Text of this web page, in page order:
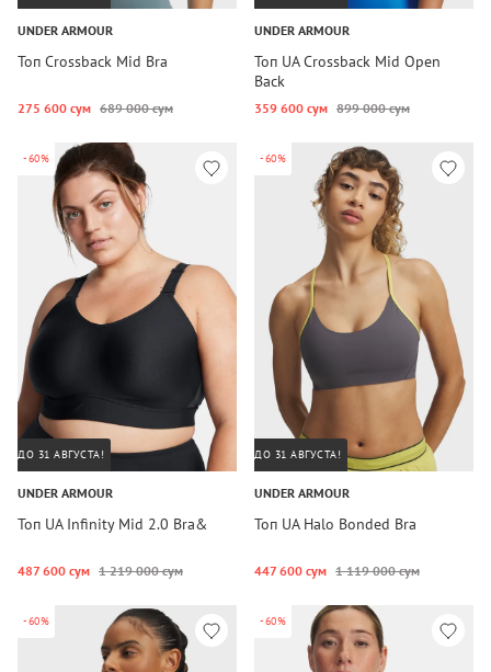
UNDER ARMOUR
Топ Crossback Mid Bra
275 600 сум 689 000 сум
UNDER ARMOUR
Топ UA Crossback Mid Open
Back
359 600 сум 899 000 сум
-60%
ДО 31 АВГУСТА!
UNDER ARMOUR
Топ UA Infinity Mid 2.0 Bra&
487 600 сум 1 219 000 сум
-60%
ДО 31 АВГУСТА!
UNDER ARMOUR
Топ UA Halo Bonded Bra
447 600 сум 1 119 000 сум
-60% -60%